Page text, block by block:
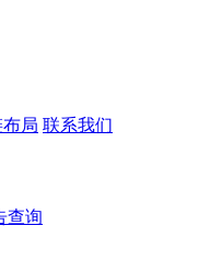
局 联系我们
查询